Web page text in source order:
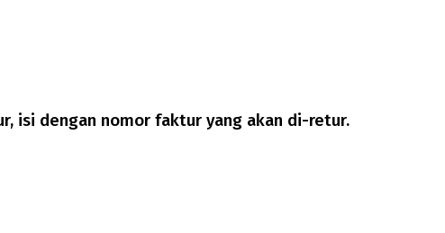
isi dengan nomor faktur yang akan di-retur.